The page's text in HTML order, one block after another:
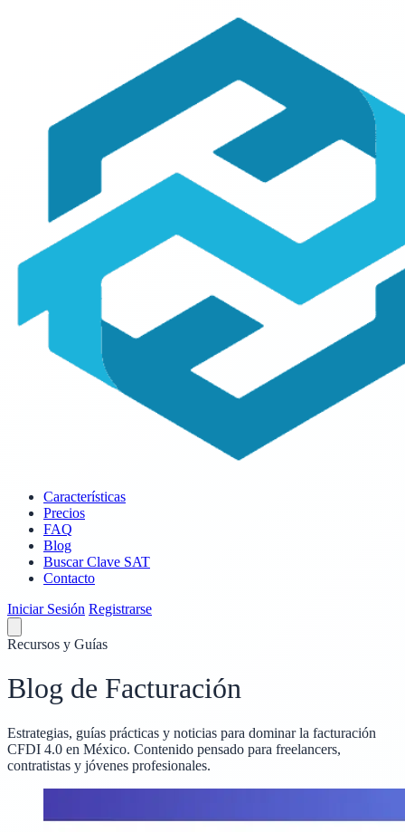
Características
Precios
FAQ
Blog
Buscar Clave SAT
Contacto
Iniciar Sesión Registrarse
Recursos y Guías
Blog de Facturación
Estrategias, guías prácticas y noticias para dominar la facturación
CFDI 4.0 en México. Contenido pensado para freelancers,
contratistas y jóvenes profesionales.